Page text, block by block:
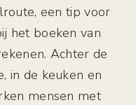
een tip voor
het boeken van
Achter de
in de keuken en
mensen met